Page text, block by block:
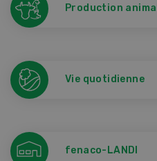
Production
Vie quotidienne
fenaco-LANDI